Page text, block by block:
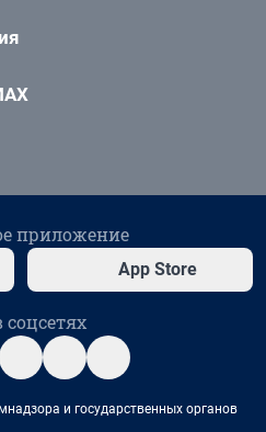
приложение
App Store
и государственных органов